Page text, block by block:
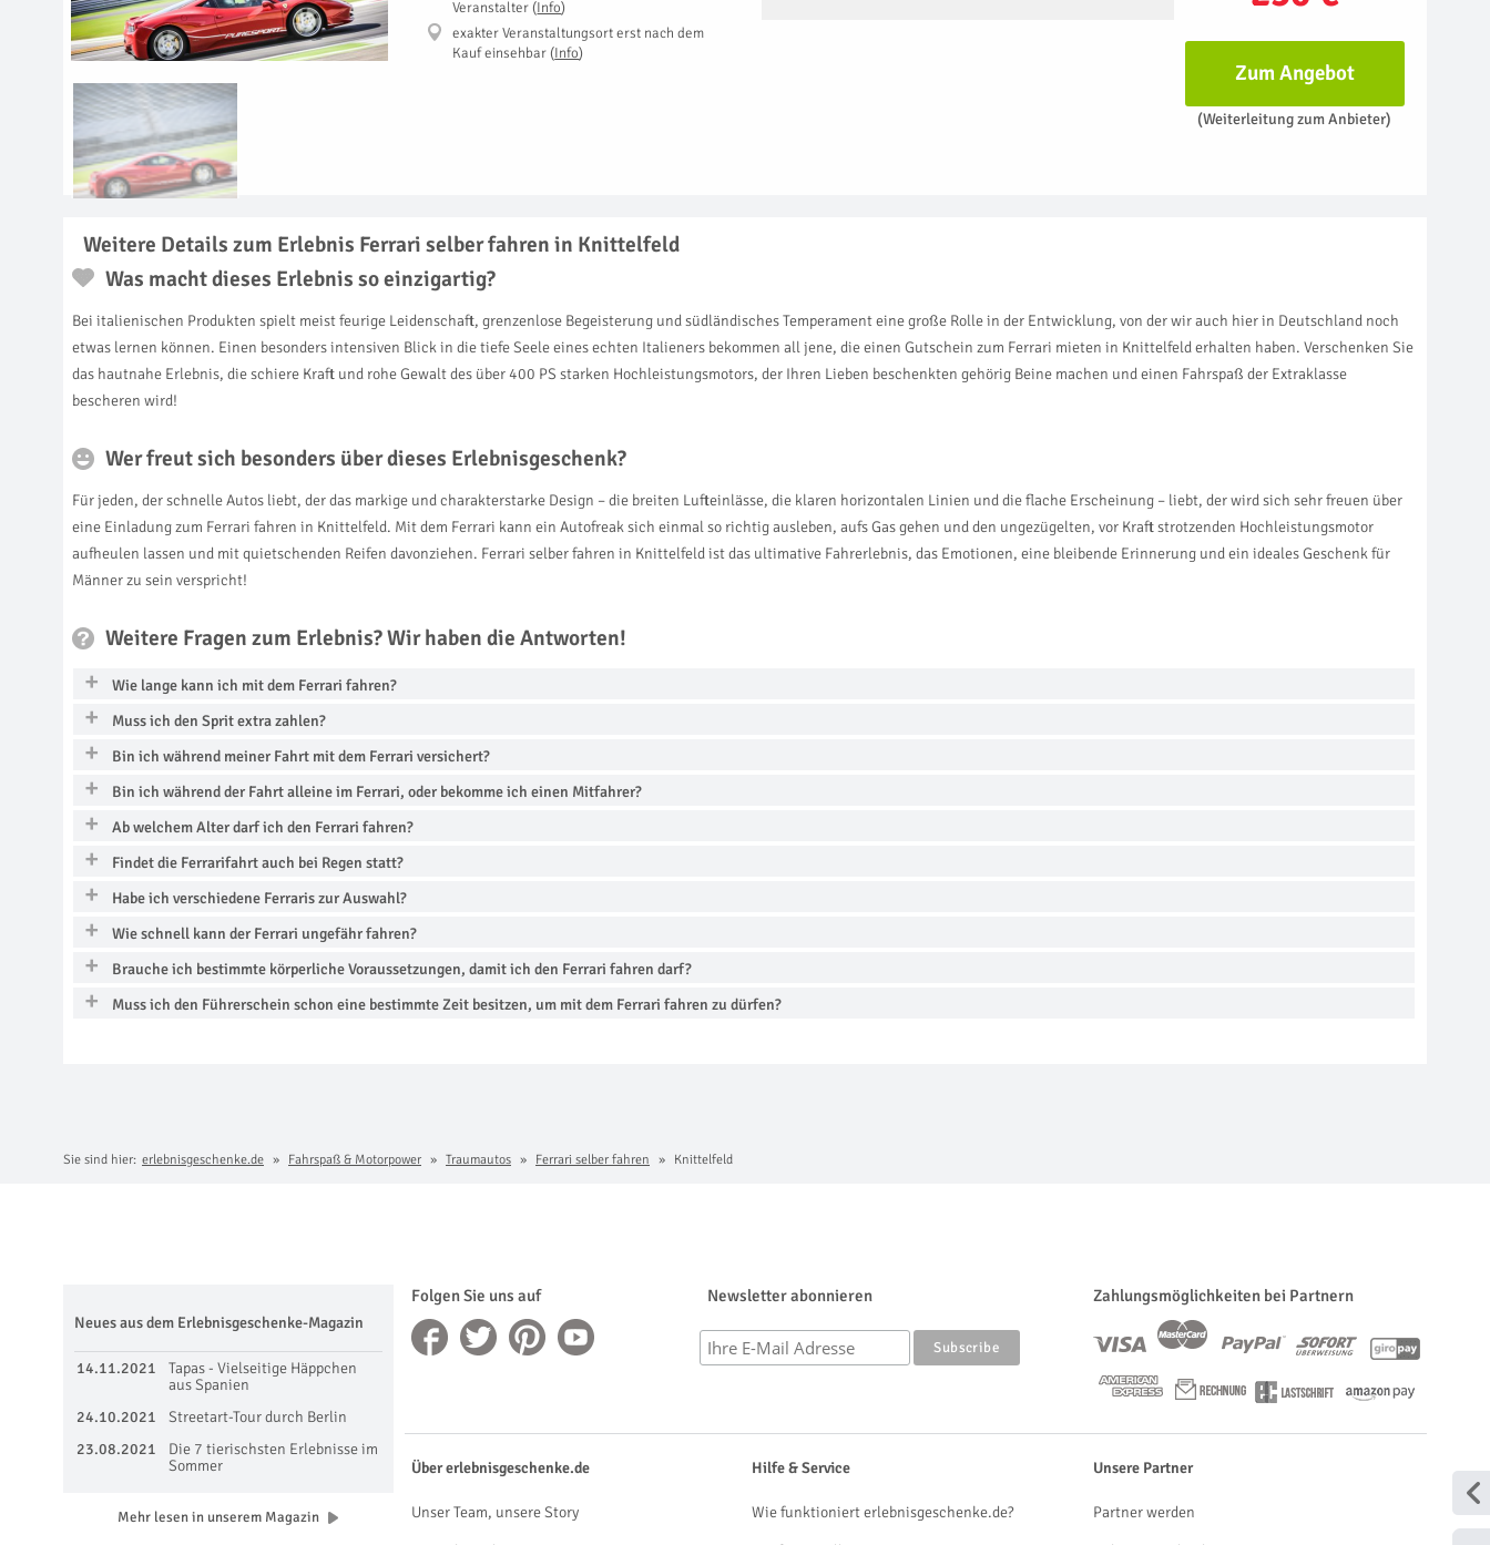
Veranstalter (Info)
exakter Veranstaltungsort erst nach dem
Kauf einsehbar (Info)
Zum Angebot
(Weiterleitung zum Anbieter)
Weitere Details zum Erlebnis Ferrari selber fahren in Knittelfeld
Was macht dieses Erlebnis so einzigartig?
Bei italienischen Produkten spielt meist feurige Leidenschaft, grenzenlose Begeisterung und südländisches Temperament eine große Rolle in der Entwicklung, von der wir auch hier in Deutschland noch
etwas lernen können. Einen besonders intensiven Blick in die tiefe Seele eines echten Italieners bekommen all jene, die einen Gutschein zum Ferrari mieten in Knittelfeld erhalten haben. Verschenken Sie
das hautnahe Erlebnis, die schiere Kraft und rohe Gewalt des über 400 PS starken Hochleistungsmotors, der Ihren Lieben beschenkten gehörig Beine machen und einen Fahrspaß der Extraklasse
bescheren wird!
Wer freut sich besonders über dieses Erlebnisgeschenk?
Für jeden, der schnelle Autos liebt, der das markige und charakterstarke Design – die breiten Lufteinlässe, die klaren horizontalen Linien und die flache Erscheinung – liebt, der wird sich sehr freuen über
eine Einladung zum Ferrari fahren in Knittelfeld. Mit dem Ferrari kann ein Autofreak sich einmal so richtig ausleben, aufs Gas gehen und den ungezügelten, vor Kraft strotzenden Hochleistungsmotor
aufheulen lassen und mit quietschenden Reifen davonziehen. Ferrari selber fahren in Knittelfeld ist das ultimative Fahrerlebnis, das Emotionen, eine bleibende Erinnerung und ein ideales Geschenk für
Männer zu sein verspricht!
Weitere Fragen zum Erlebnis? Wir haben die Antworten!
Wie lange kann ich mit dem Ferrari fahren?
Muss ich den Sprit extra zahlen?
Bin ich während meiner Fahrt mit dem Ferrari versichert?
Bin ich während der Fahrt alleine im Ferrari, oder bekomme ich einen Mitfahrer?
Ab welchem Alter darf ich den Ferrari fahren?
Findet die Ferrarifahrt auch bei Regen statt?
Habe ich verschiedene Ferraris zur Auswahl?
Wie schnell kann der Ferrari ungefähr fahren?
Brauche ich bestimmte körperliche Voraussetzungen, damit ich den Ferrari fahren darf?
Muss ich den Führerschein schon eine bestimmte Zeit besitzen, um mit dem Ferrari fahren zu dürfen?
Sie sind hier: erlebnisgeschenke.de Fahrspaß & Motorpower Traumautos Ferrari selber fahren Knittelfeld
Folgen Sie uns auf Newsletter abonnieren Zahlungsmöglichkeiten bei Partnern
Neues aus dem Erlebnisgeschenke-Magazin
14.11.2021
Tapas - Vielseitige Häppchen
aus Spanien
24.10.2021
Streetart-Tour durch Berlin
23.08.2021
Die 7 tierischsten Erlebnisse im
Sommer
Mehr lesen in unserem Magazin
Über erlebnisgeschenke.de
Unser Team, unsere Story
Hilfe & Service
Wie funktioniert erlebnisgeschenke.de?
Unsere Partner
Partner werden